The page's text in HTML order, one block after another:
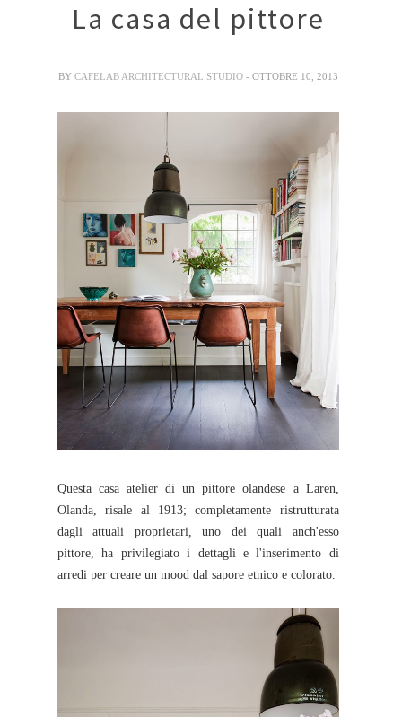
La casa del pittore
BY CAFELAB ARCHITECTURAL STUDIO - OTTOBRE 10, 2013
Questa casa atelier di un pittore olandese a Laren,
Olanda, risale al 1913; completamente ristrutturata
dagli attuali proprietari, uno dei quali anch'esso
pittore, ha privilegiato i dettagli e l'inserimento di
arredi per creare un mood dal sapore etnico e colorato.